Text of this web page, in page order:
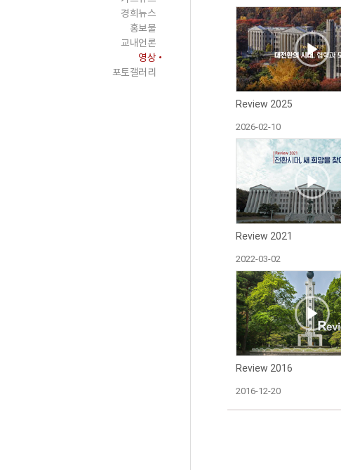
경희뉴스
홍보물
교내언론
영상
포토갤러리
Review 2025
2026-02-10
Review 2021
2022-03-02
Review 2016
2016-12-20